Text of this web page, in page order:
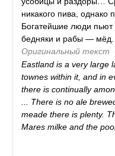
никакого пива, однако
Богатейшие люди
бедняки и рабы — мёд.
Оригинальный текст
Eastland is a very large
townes within it, and in
there is continually
... There is no ale
meade there is plenty.
Mares milke and the